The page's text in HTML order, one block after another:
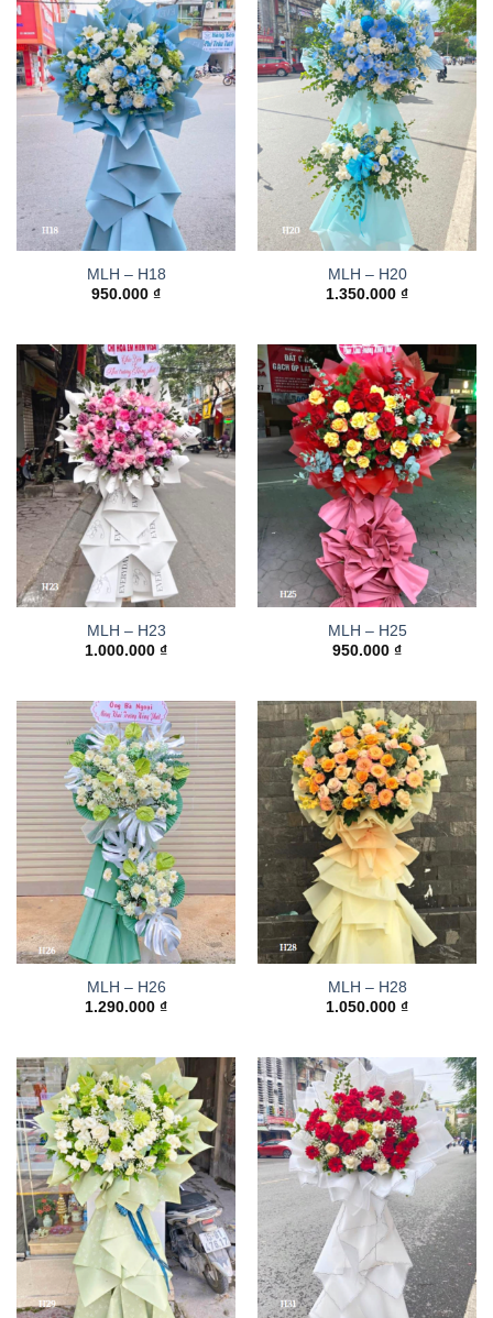
MLH – H18
950.000 ₫
MLH – H20
1.350.000 ₫
MLH – H23
1.000.000 ₫
MLH – H25
950.000 ₫
MLH – H26
1.290.000 ₫
MLH – H28
1.050.000 ₫